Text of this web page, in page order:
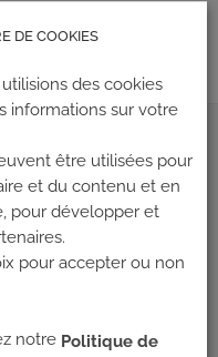
DE COOKIES
des cookies
informations sur votre
être utilisées pour
et du contenu et en
pour développer et
pour accepter ou non
notre Politique de